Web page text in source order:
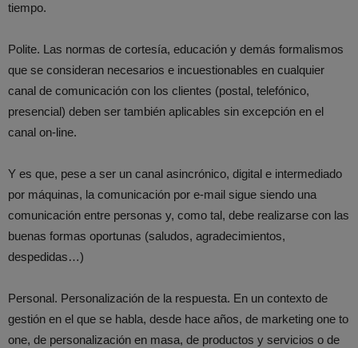
tiempo.
Polite. Las normas de cortesía, educación y demás formalismos
que se consideran necesarios e incuestionables en cualquier
canal de comunicación con los clientes (postal, telefónico,
presencial) deben ser también aplicables sin excepción en el
canal on-line.
Y es que, pese a ser un canal asincrónico, digital e intermediado
por máquinas, la comunicación por e-mail sigue siendo una
comunicación entre personas y, como tal, debe realizarse con las
buenas formas oportunas (saludos, agradecimientos,
despedidas…)
Personal. Personalización de la respuesta. En un contexto de
gestión en el que se habla, desde hace años, de marketing one to
one, de personalización en masa, de productos y servicios o de